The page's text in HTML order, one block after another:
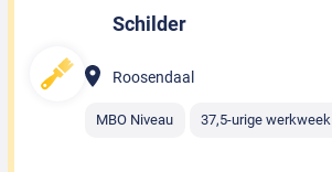
Schilder
Roosendaal
MBO Niveau 37,5-urige werkweek